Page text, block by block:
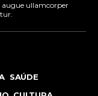
augue ullamcorper
SAÚDE